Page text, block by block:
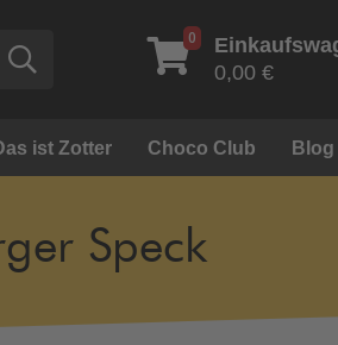
0
0,00 €
ist Zotter Choco Club Blog
Speck